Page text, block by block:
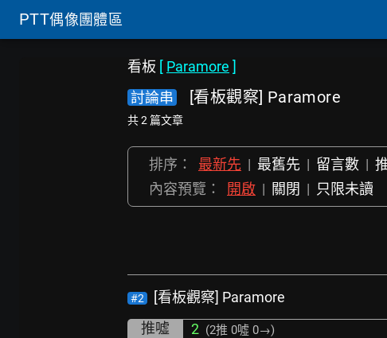
PTT偶像團體區
看板 [ Paramore ]
討論串
[看板觀察] Paramore
共 2 篇文章
排序： 最新先 | 最舊先 | 留言數 |
內容預覽：
開啟 | 關閉 | 只限未讀
#2
[看板觀察] Paramore
推噓
2 (2推 0噓 0→)